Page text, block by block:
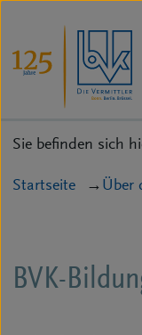
Sie befinden sich
Startseite Über
BVK-